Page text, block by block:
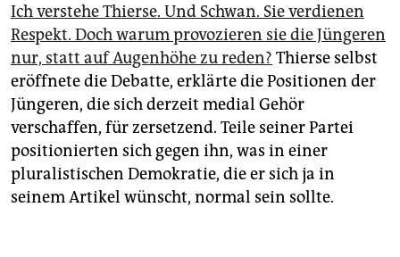
Ich verstehe Thierse. Und Schwan. Sie verdienen
Respekt. Doch warum provozieren sie die Jüngeren
nur, statt auf Augenhöhe zu reden? Thierse selbst
eröffnete die Debatte, erklärte die Positionen der
Jüngeren, die sich derzeit medial Gehör
verschaffen, für zersetzend. Teile seiner Partei
positionierten sich gegen ihn, was in einer
pluralistischen Demokratie, die er sich ja in
seinem Artikel wünscht, normal sein sollte.